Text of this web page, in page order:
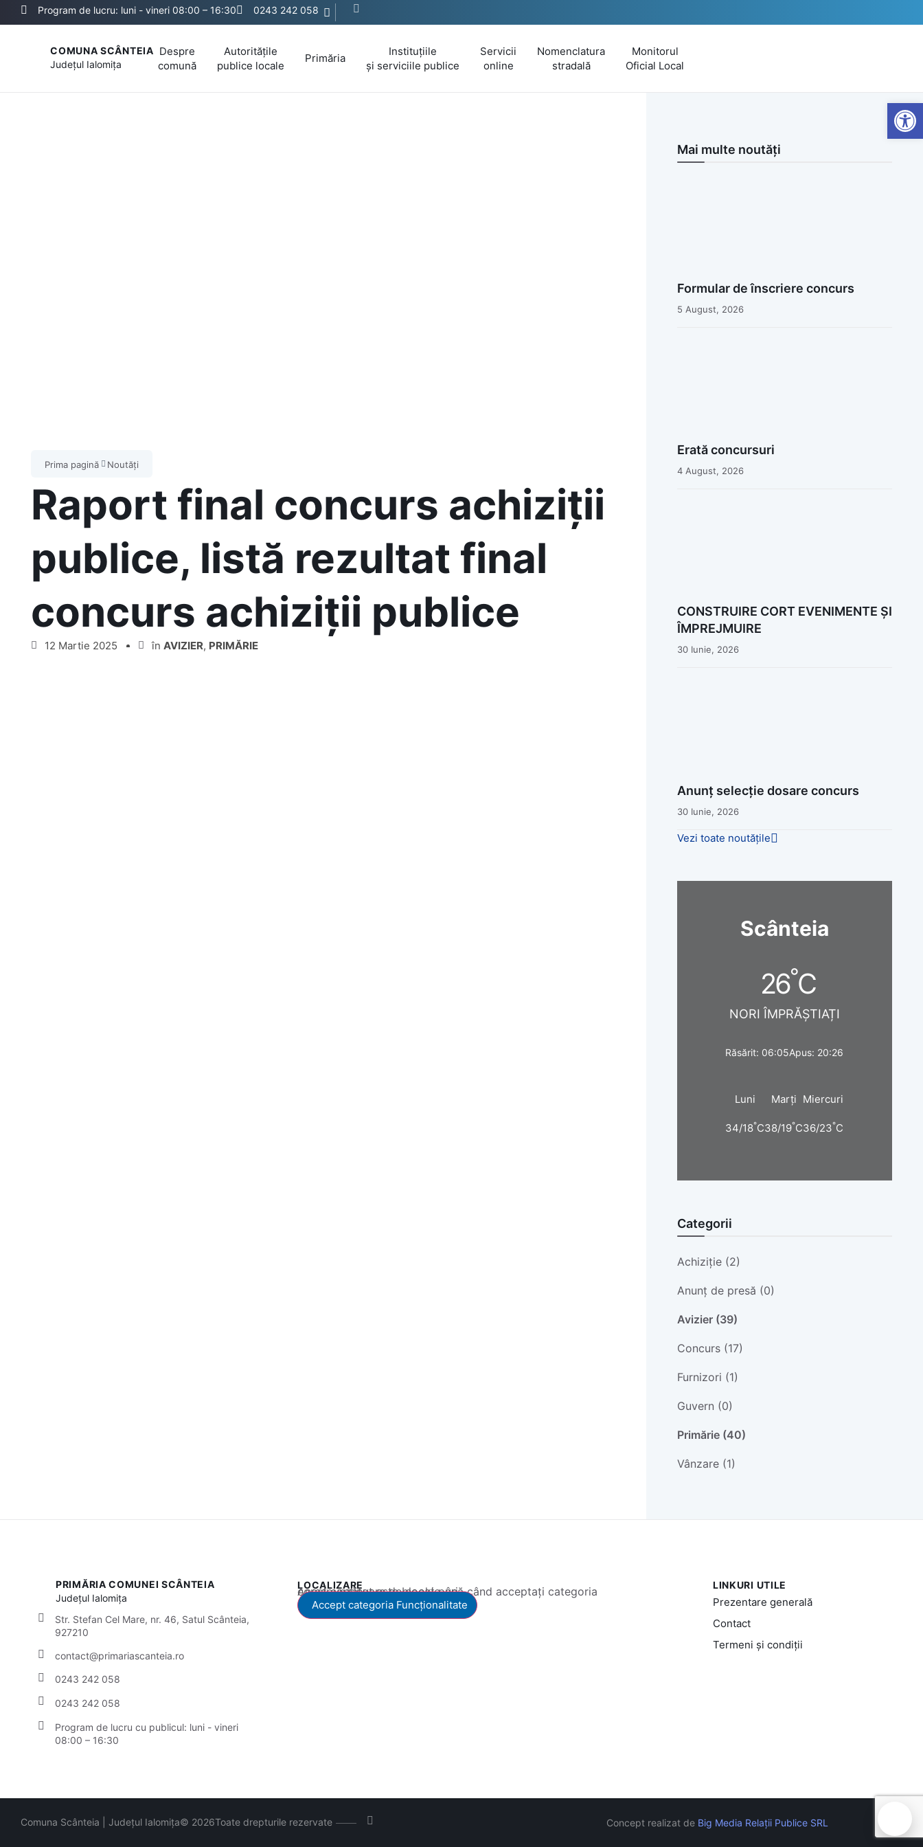
Program de lucru: luni - vineri 08:00 – 16:30 0243 242 058
COMUNA SCÂNTEIA
Județul Ialomița
Despre
comună
Autoritățile
publice locale
Primăria
Instituțiile
și serviciile publice
Servicii
online
Nomenclatura
stradală
Monitorul
Oficial Local
Prima pagină Noutăți
Raport final concurs achiziții
publice, listă rezultat final
concurs achiziții publice
12 Martie 2025 în AVIZIER, PRIMĂRIE
Mai multe noutăți
Formular de înscriere concurs
5 August, 2026
Erată concursuri
4 August, 2026
CONSTRUIRE CORT EVENIMENTE ȘI
ÎMPREJMUIRE
30 Iunie, 2026
Anunț selecție dosare concurs
30 Iunie, 2026
Vezi toate noutățile
Scânteia
26°C
NORI ÎMPRĂȘTIAȚI
Răsărit: 06:05Apus: 20:26
Luni
34/18°C
Marți
38/19°C
Miercuri
36/23°C
Categorii
Achiziție (2)
Anunț de presă (0)
Avizier (39)
Concurs (17)
Furnizori (1)
Guvern (0)
Primărie (40)
Vânzare (1)
PRIMĂRIA COMUNEI SCÂNTEIA
Județul Ialomița
Str. Stefan Cel Mare, nr. 46, Satul Scânteia,
927210
contact@primariascanteia.ro
0243 242 058
0243 242 058
Program de lucru cu publicul: luni - vineri
08:00 – 16:30
LOCALIZARE
Acest conținut este blocat până când acceptați categoria corespunzătoare de cookie-uri.
Accept categoria Funcționalitate
LINKURI UTILE
Prezentare generală
Contact
Termeni și condiții
Comuna Scânteia | Județul Ialomița© 2026Toate drepturile rezervate Concept realizat de Big Media Relații Publice SRL